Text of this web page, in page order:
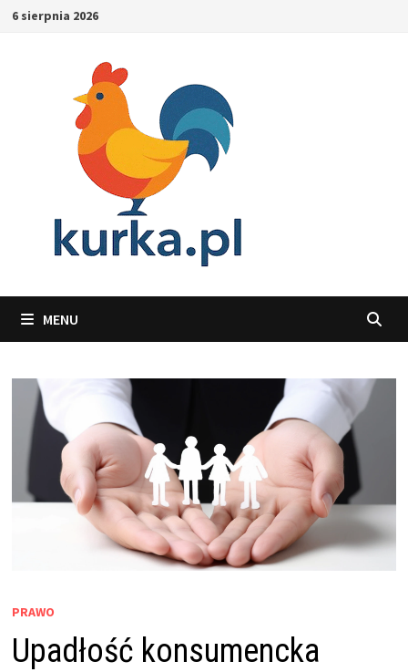
Skip6 sierpnia 2026
MENU
PRAWO
Upadłość konsumencka